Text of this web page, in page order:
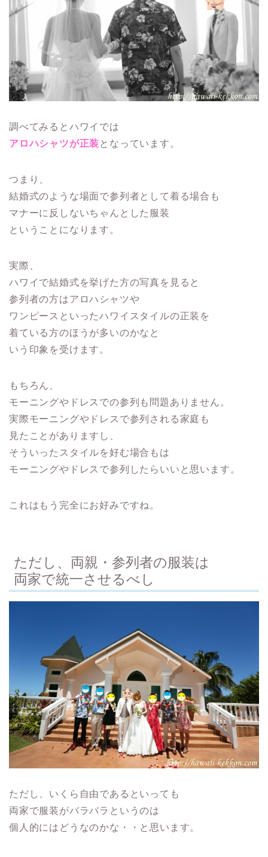
調べてみるとハワイでは
アロハシャツが正装 となっています。
つまり、
結婚式のような場面で参列者として着る場合も
マナーに反しないちゃんとした服装
ということになります。
実際、
ハワイで結婚式を挙げた方の写真を見ると
参列者の方はアロハシャツや
ワンピースといったハワイスタイルの正装を
着ている方のほうが多いのかなと
いう印象を受けます。
もちろん、
モーニングやドレスでの参列も問題ありません。
実際モーニングやドレスで参列される家庭も
見たことがありますし、
そういったスタイルを好む場合もは
モーニングやドレスで参列したらいいと思います。
これはもう完全にお好みですね。
ただし、両親・参列者の服装は
両家で統一させるべし
ただし、いくら自由であるといっても
両家で服装がバラバラというのは
個人的にはどうなのかな・・と思います。